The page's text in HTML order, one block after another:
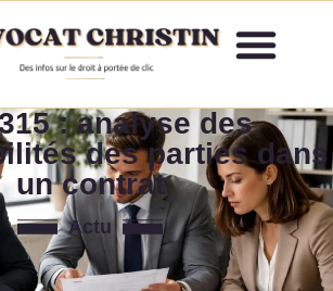
: analyse des
des parties dans
un contrat
Actu